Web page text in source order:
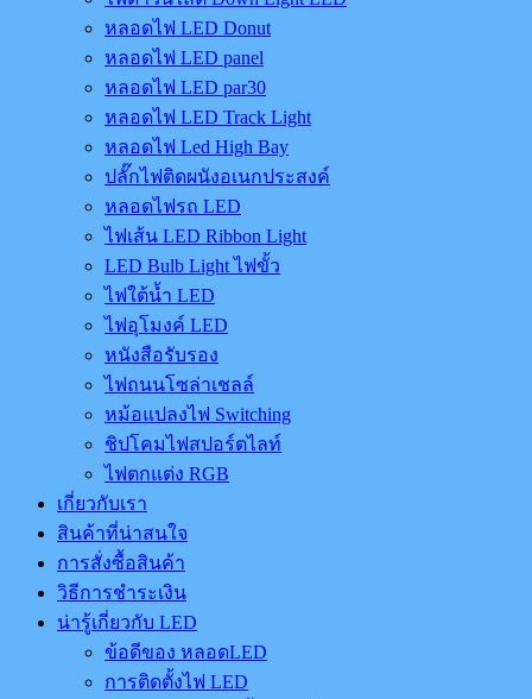
หลอดไฟ LED Donut
หลอดไฟ LED panel
หลอดไฟ LED par30
หลอดไฟ LED Track Light
หลอดไฟ Led High Bay
ปลั๊กไฟติดผนังอเนกประสงค์
หลอดไฟรถ LED
ไฟเส้น LED Ribbon Light
LED Bulb Light ไฟขั้ว
ไฟใต้น้ำ LED
ไฟอุโมงค์ LED
หนังสือรับรอง
ไฟถนนโซล่าเชลล์
หม้อแปลงไฟ Switching
ชิปโคมไฟสปอร์ตไลท์
ไฟตกแต่ง RGB
เกี่ยวกับเรา
สินค้าที่น่าสนใจ
การสั่งซื้อสินค้า
วิธีการชำระเงิน
น่ารู้เกี่ยวกับ LED
ข้อดีของ หลอดLED
การติดตั้งไฟ LED